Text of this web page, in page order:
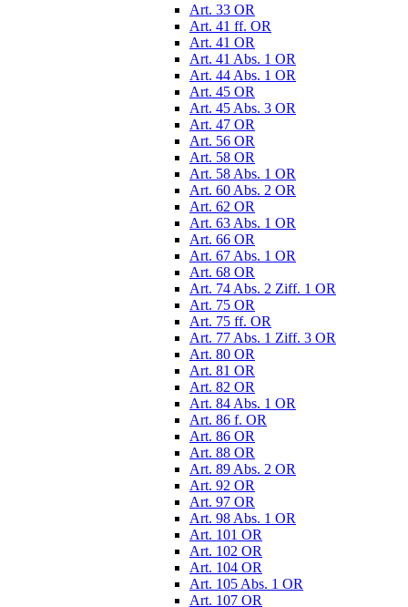
Art. 33 OR
Art. 41 ff. OR
Art. 41 OR
Art. 41 Abs. 1 OR
Art. 44 Abs. 1 OR
Art. 45 OR
Art. 45 Abs. 3 OR
Art. 47 OR
Art. 56 OR
Art. 58 OR
Art. 58 Abs. 1 OR
Art. 60 Abs. 2 OR
Art. 62 OR
Art. 63 Abs. 1 OR
Art. 66 OR
Art. 67 Abs. 1 OR
Art. 68 OR
Art. 74 Abs. 2 Ziff. 1 OR
Art. 75 OR
Art. 75 ff. OR
Art. 77 Abs. 1 Ziff. 3 OR
Art. 80 OR
Art. 81 OR
Art. 82 OR
Art. 84 Abs. 1 OR
Art. 86 f. OR
Art. 86 OR
Art. 88 OR
Art. 89 Abs. 2 OR
Art. 92 OR
Art. 97 OR
Art. 98 Abs. 1 OR
Art. 101 OR
Art. 102 OR
Art. 104 OR
Art. 105 Abs. 1 OR
Art. 107 OR